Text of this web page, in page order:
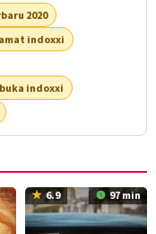
2020
indoxxi
indoxxi
6.9 97 min